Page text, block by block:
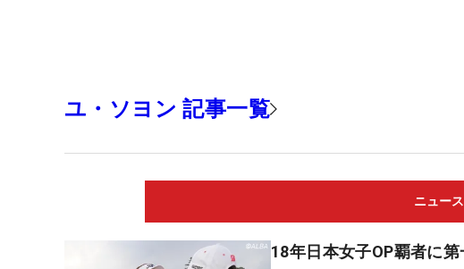
ユ・ソヨン 記事一覧
ニュー
18年日本女子OP覇者に